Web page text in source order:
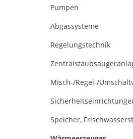
Pumpen
Abgassysteme
Regelungstechnik
Misch-/Regel-/
Speicher,